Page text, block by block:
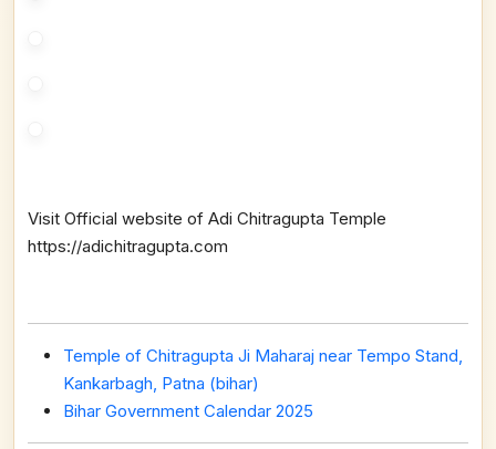
Visit Official website of Adi Chitragupta Temple
https://adichitragupta.com
Temple of Chitragupta Ji Maharaj near Tempo Stand,
Kankarbagh, Patna (bihar)
Bihar Government Calendar 2025